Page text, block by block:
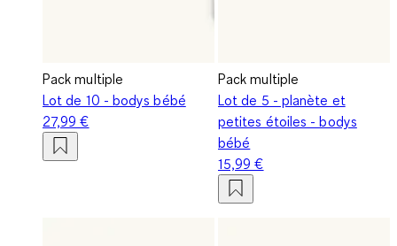
Pack multiple
Lot de 10 - bodys bébé
27,99 €
Pack multiple
Lot de 5 - planète et
petites étoiles - bodys
bébé
15,99 €